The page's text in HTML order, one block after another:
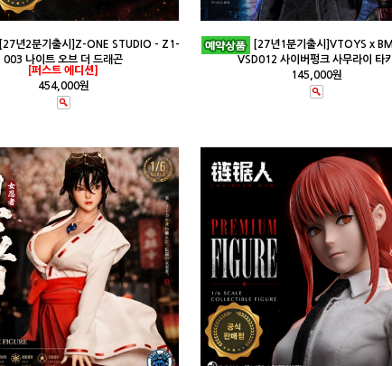
[27년2분기출시]Z-ONE STUDIO - Z1-
003 나이트 오브 더 드래곤
[퍼스트 에디션]
454,000원
[27년1분기출시]VTOYS x
VSD012 사이버펑크 사무라이 타
145,000원